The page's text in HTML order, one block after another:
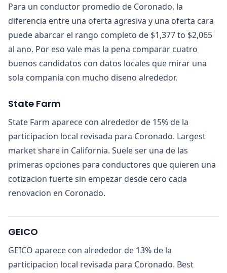
Para un conductor promedio de Coronado, la
diferencia entre una oferta agresiva y una oferta cara
puede abarcar el rango completo de $1,377 to $2,065
al ano. Por eso vale mas la pena comparar cuatro
buenos candidatos con datos locales que mirar una
sola compania con mucho diseno alrededor.
State Farm
State Farm aparece con alrededor de 15% de la
participacion local revisada para Coronado. Largest
market share in California. Suele ser una de las
primeras opciones para conductores que quieren una
cotizacion fuerte sin empezar desde cero cada
renovacion en Coronado.
GEICO
GEICO aparece con alrededor de 13% de la
participacion local revisada para Coronado. Best